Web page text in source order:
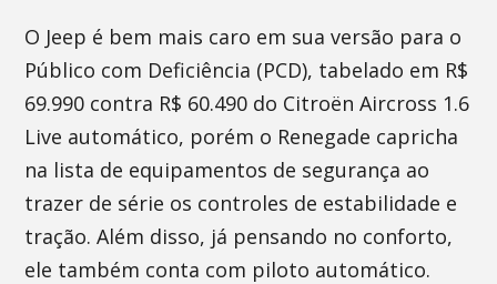
O Jeep é bem mais caro em sua versão para o
Público com Deficiência (PCD), tabelado em R$
69.990 contra R$ 60.490 do Citroën Aircross 1.6
Live automático, porém o Renegade capricha
na lista de equipamentos de segurança ao
trazer de série os controles de estabilidade e
tração. Além disso, já pensando no conforto,
ele também conta com piloto automático.